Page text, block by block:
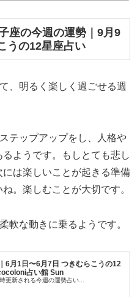
の今週の運勢｜9月9
うの12星座占い
、明るく楽しく過ごせる週
テップアップをし、人格や
ようです。もしとても悲し
は楽しいことが起きる準備
。楽しむことが大切です。
な動きに乗るようです。
6月1日〜6月7日 つきむらこうの12
占い館 Sun
更新される今週の運勢占い...